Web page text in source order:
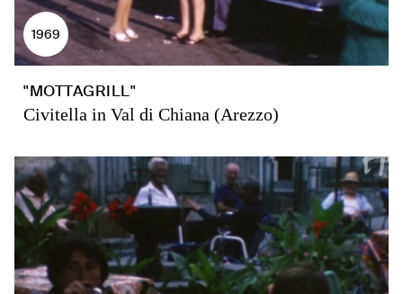
1969
"MOTTAGRILL"
Civitella in Val di Chiana (Arezzo)